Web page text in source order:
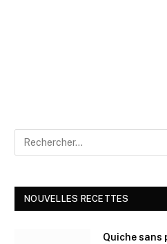
NOUVELLES RECETTES
Quiche sans